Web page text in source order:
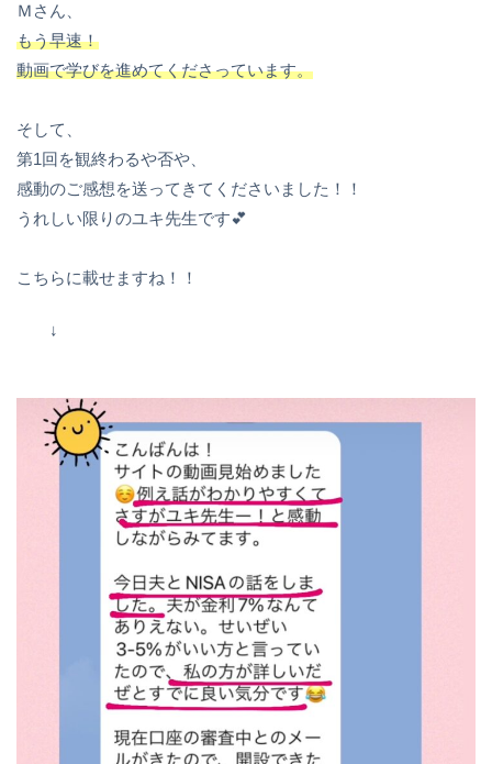
Ｍさん、
もう早速！
動画で学びを進めてくださっています。
そして、
第1回を観終わるや否や、
感動のご感想を送ってきてくださいました！！
うれしい限りのユキ先生です💕
こちらに載せますね！！
↓